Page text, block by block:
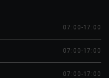
07:00-17:00
07:00-17:00
07:00-17:00